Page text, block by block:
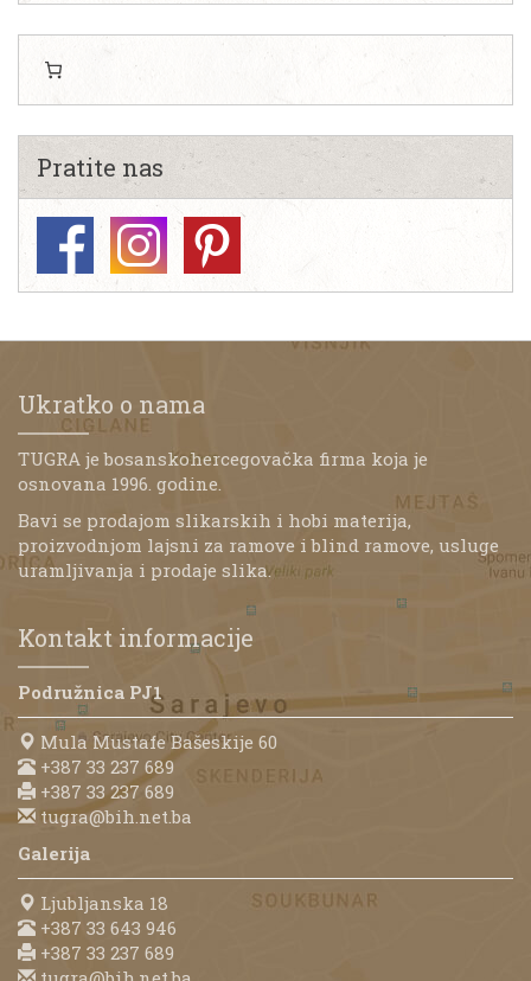
Pratite nas
Ukratko o nama
TUGRA je bosanskohercegovačka firma koja je
osnovana 1996. godine.
Bavi se prodajom slikarskih i hobi materija,
proizvodnjom lajsni za ramove i blind ramove, usluge
uramljivanja i prodaje slika.
Kontakt informacije
Podružnica PJ1
Mula Mustafe Bašeskije 60
+387 33 237 689
+387 33 237 689
tugra@bih.net.ba
Galerija
Ljubljanska 18
+387 33 643 946
+387 33 237 689